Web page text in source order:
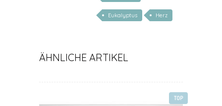
Eukalyptus Herz
ÄHNLICHE ARTIKEL
TOP